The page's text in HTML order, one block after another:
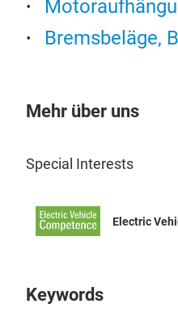
Bremsbeläge,
Mehr über uns
Special Interests
Electric
Keywords